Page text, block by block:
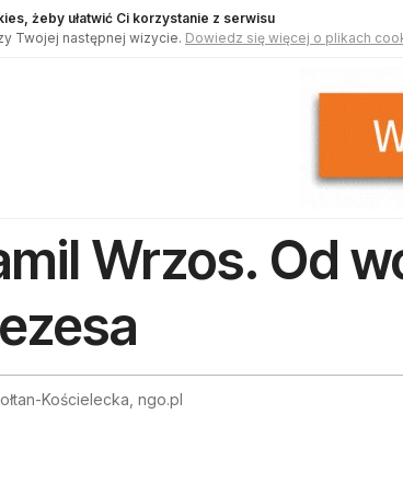
żeby ułatwić Ci korzystanie z serwisu
Twojej następnej wizycie. Dowiedz się więcej o plikach
Wrzos. Od
Kościelecka, ngo.pl